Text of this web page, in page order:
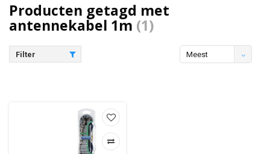
Producten getagd met
antennekabel 1m (1)
Filter
Meest